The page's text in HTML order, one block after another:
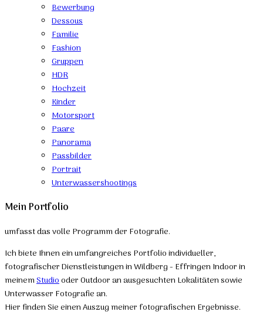
Bewerbung
Dessous
Familie
Fashion
Gruppen
HDR
Hochzeit
Kinder
Motorsport
Paare
Panorama
Passbilder
Portrait
Unterwassershootings
Mein Portfolio
umfasst das volle Programm der Fotografie.
Ich biete Ihnen ein umfangreiches Portfolio individueller,
fotografischer Dienstleistungen in Wildberg - Effringen Indoor in
meinemStudiooder Outdoor an ausgesuchten Lokalitäten sowie
Unterwasser Fotografie an.
Hier finden Sie einen Auszug meiner fotografischen Ergebnisse.